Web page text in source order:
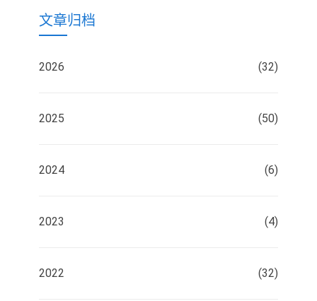
文章归档
2026 (32)
2025 (50)
2024 (6)
2023 (4)
2022 (32)